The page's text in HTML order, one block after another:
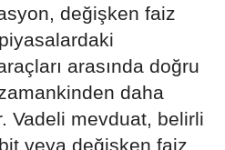
değişken faiz
arasında doğru
daha
Vadeli mevduat, belirli
veya değişken faiz